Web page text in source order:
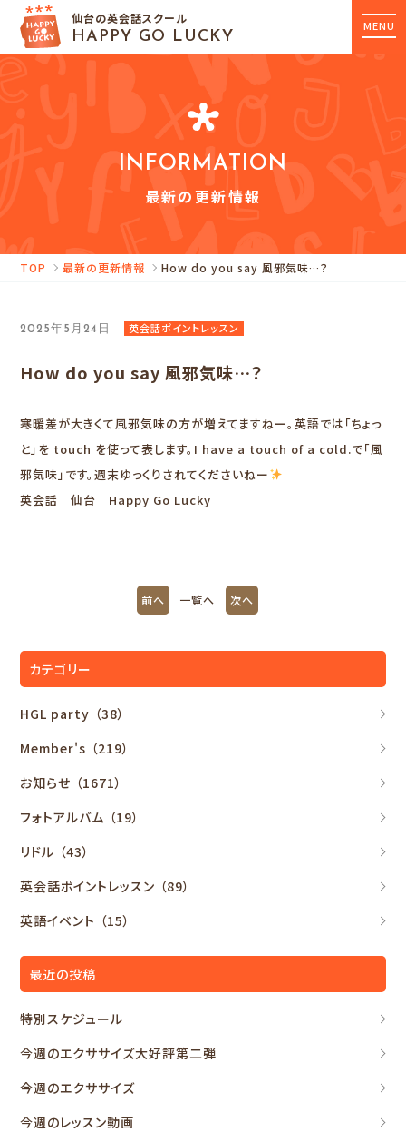
MENU
仙台の英会話スクール
HAPPY GO LUCKY
INFORMATION
最新の更新情報
TOP 最新の更新情報 How do you say 風邪気味…？
2025年5月24日 英会話ポイントレッスン
How do you say 風邪気味…？
寒暖差が大きくて風邪気味の方が増えてますねー。英語では「ちょっ
と」を touch を使って表します。I have a touch of a cold.で「風
邪気味」です。週末ゆっくりされてくださいねー
英会話 仙台 Happy Go Lucky
前へ 一覧へ 次へ
カテゴリー
HGL party （38）
Member's （219）
お知らせ （1671）
フォトアルバム （19）
リドル （43）
英会話ポイントレッスン （89）
英語イベント （15）
最近の投稿
特別スケジュール
今週のエクササイズ大好評第二弾
今週のエクササイズ
今週のレッスン動画